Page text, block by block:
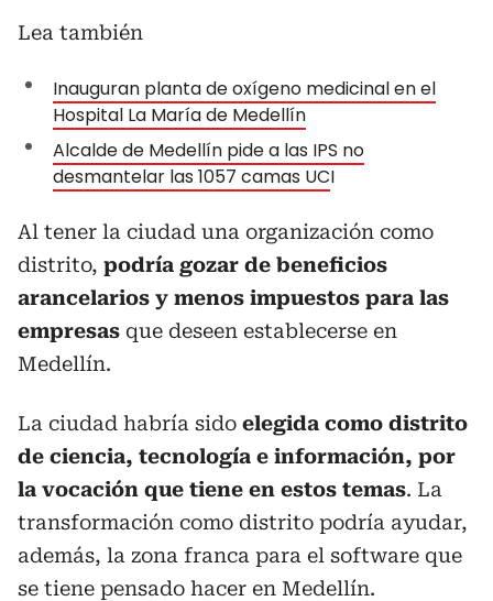
Lea también
Inauguran planta de oxígeno medicinal en el
Hospital La María de Medellín
Alcalde de Medellín pide a las IPS no
desmantelar las 1057 camas UCI
Al tener la ciudad una organización como
distrito, podría gozar de beneficios
arancelarios y menos impuestos para las
empresas que deseen establecerse en
Medellín.
La ciudad habría sido elegida como distrito
de ciencia, tecnología e información, por
la vocación que tiene en estos temas. La
transformación como distrito podría ayudar,
además, la zona franca para el software que
se tiene pensado hacer en Medellín.